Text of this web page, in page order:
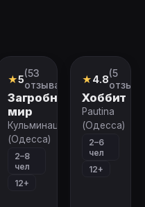
Перформанс
★5(53
отзыва)
Загробный
мир
Кульминация
(Одесса)
2–8
чел
12+
Квест
★4.8(5
Хоббит
Pautina
(Одесса)
2–6
чел
12+